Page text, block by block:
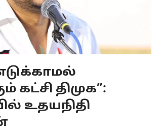
கட்சி திமுக”:
உதயநிதி